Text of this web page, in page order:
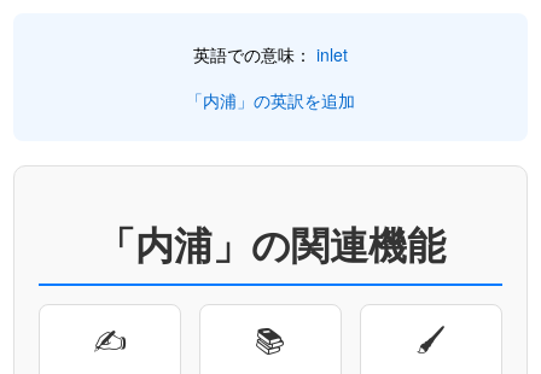
英語での意味： inlet
「内浦」の英訳を追加
「内浦」の関連機能
✍ 📚 🖌